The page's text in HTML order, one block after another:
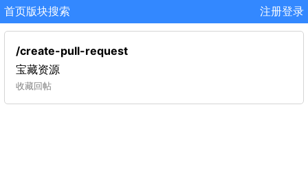
首页版块搜索 注册登录
/create-pull-request
宝藏资源
收藏回帖